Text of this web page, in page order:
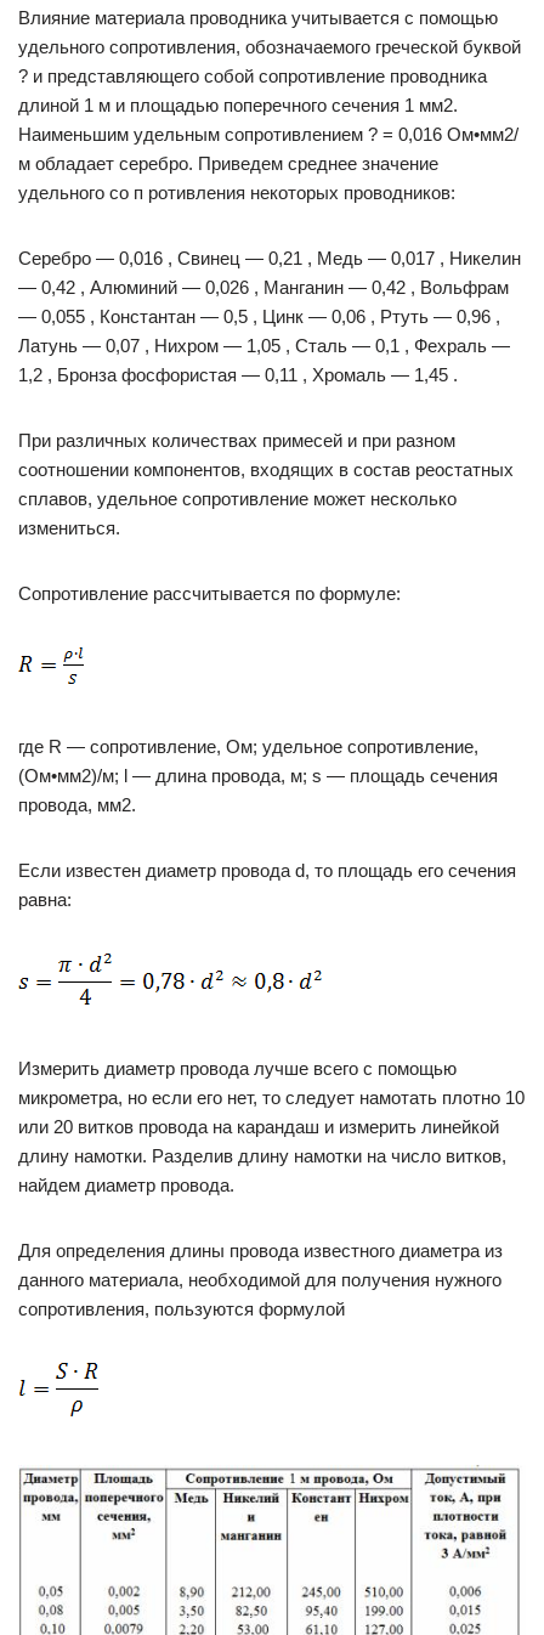
Влияние материала проводника учитывается с помощью
удельного сопротивления, обозначаемого греческой буквой
? и представляющего собой сопротивление проводника
длиной 1 м и площадью поперечного сечения 1 мм2.
Наименьшим удельным сопротивлением ? = 0,016 Ом•мм2/
м обладает серебро. Приведем среднее значение
удельного со п ротивления некоторых проводников:
Серебро — 0,016 , Свинец — 0,21 , Медь — 0,017 , Никелин
— 0,42 , Алюминий — 0,026 , Манганин — 0,42 , Вольфрам
— 0,055 , Константан — 0,5 , Цинк — 0,06 , Ртуть — 0,96 ,
Латунь — 0,07 , Нихром — 1,05 , Сталь — 0,1 , Фехраль —
1,2 , Бронза фосфористая — 0,11 , Хромаль — 1,45 .
При различных количествах примесей и при разном
соотношении компонентов, входящих в состав реостатных
сплавов, удельное сопротивление может несколько
измениться.
Сопротивление рассчитывается по формуле:
где R — сопротивление, Ом; удельное сопротивление,
(Ом•мм2)/м; l — длина провода, м; s — площадь сечения
провода, мм2.
Если известен диаметр провода d, то площадь его сечения
равна:
Измерить диаметр провода лучше всего с помощью
микрометра, но если его нет, то следует намотать плотно 10
или 20 витков провода на карандаш и измерить линейкой
длину намотки. Разделив длину намотки на число витков,
найдем диаметр провода.
Для определения длины провода известного диаметра из
данного материала, необходимой для получения нужного
сопротивления, пользуются формулой